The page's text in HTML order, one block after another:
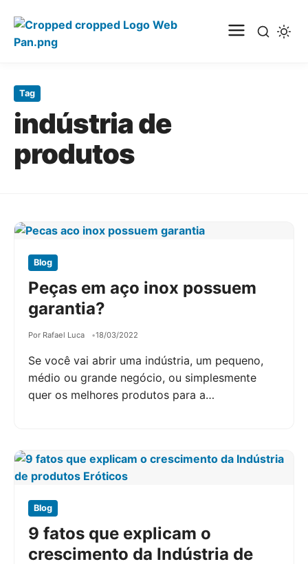
para
conteúdo
Tag
indústria de
produtos
Blog
Peças em aço inox possuem
garantia?
Por Rafael Luca 18/03/2022
Se você vai abrir uma indústria, um pequeno,
médio ou grande negócio, ou simplesmente
quer os melhores produtos para a…
Blog
9 fatos que explicam o
crescimento da Indústria de